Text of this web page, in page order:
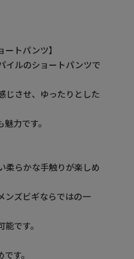
トパンツ】
イルのショートパンツで
じさせ、ゆったりとした
力です。
柔らかな手触りが楽しめ
ンズビギならではの一
です。
す。